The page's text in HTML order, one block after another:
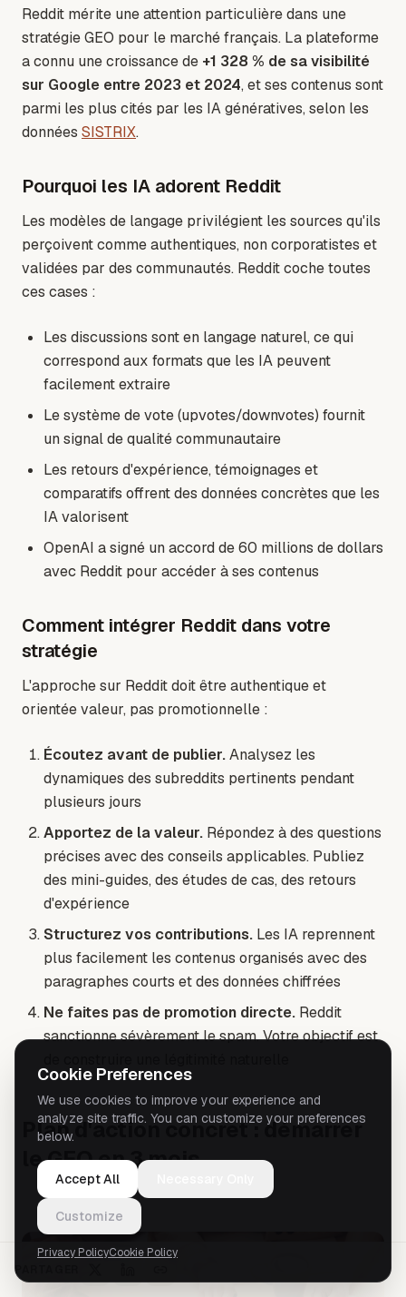
Reddit mérite une attention particulière dans une
stratégie GEO pour le marché français. La plateforme
a connu une croissance de +1 328 % de sa visibilité
sur Google entre 2023 et 2024, et ses contenus sont
parmi les plus cités par les IA génératives, selon les
données SISTRIX.
Pourquoi les IA adorent Reddit
Les modèles de langage privilégient les sources qu'ils
perçoivent comme authentiques, non corporatistes et
validées par des communautés. Reddit coche toutes
ces cases :
Les discussions sont en langage naturel, ce qui
correspond aux formats que les IA peuvent
facilement extraire
Le système de vote (upvotes/downvotes) fournit
un signal de qualité communautaire
Les retours d'expérience, témoignages et
comparatifs offrent des données concrètes que les
IA valorisent
OpenAI a signé un accord de 60 millions de dollars
avec Reddit pour accéder à ses contenus
Comment intégrer Reddit dans votre
stratégie
L'approche sur Reddit doit être authentique et
orientée valeur, pas promotionnelle :
Écoutez avant de publier.Analysez les
dynamiques des subreddits pertinents pendant
plusieurs jours
Apportez de la valeur. Répondez à des questions
précises avec des conseils applicables. Publiez
des mini-guides, des études de cas, des retours
d'expérience
Structurez vos contributions. Les IA reprennent
plus facilement les contenus organisés avec des
paragraphes courts et des données chiffrées
Ne faites pas de promotion directe. Reddit
sanctionne sévèrement le spam. Votre objectif est
Plan d'action concret : démarrer
le GEO en 3 mois
PARTAGER
Cookie Preferences
We use cookies to improve your experience and
analyze site traffic. You can customize your preferences
below.
Accept All
Customize
Privacy PolicyCookie Policy